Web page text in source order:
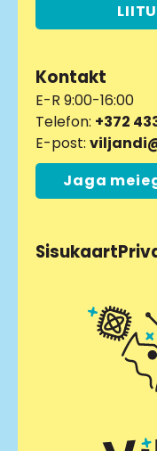
Kontakt
E-R 9:00-16:00
Telefon: +372
E-post:
Jaga
Sisukaart